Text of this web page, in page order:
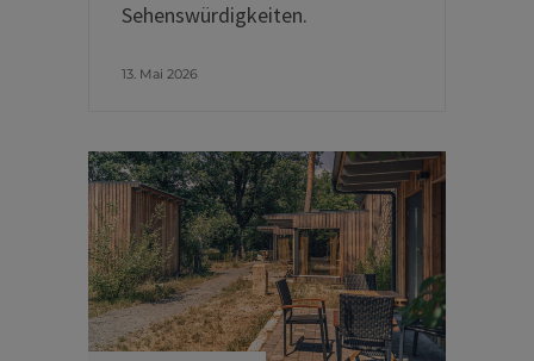
Sehenswürdigkeiten.
13. Mai 2026